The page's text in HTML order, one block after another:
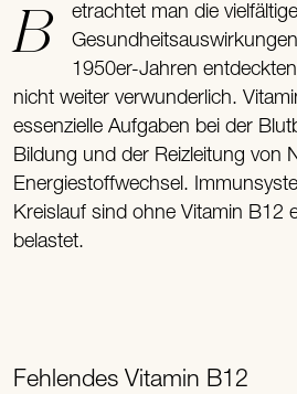
Betrachtet man die vielfältigen
1950er-Jahren
nicht weiter verwunderlich.
essenzielle Aufgaben bei der
Bildung und der Reizleitung von
Energiestoffwechsel.
Kreislauf sind ohne Vitamin B12
belastet.
Fehlendes Vitamin B12